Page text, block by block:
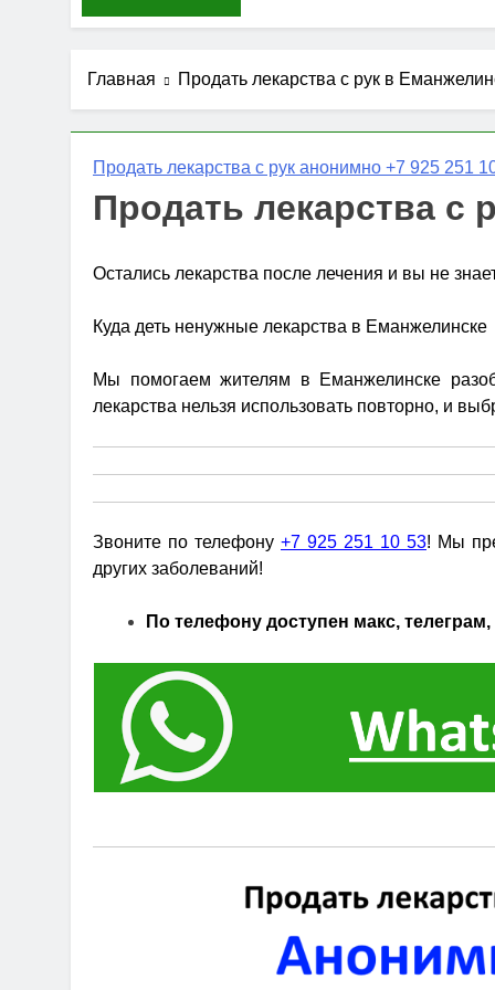
Главная Продать лекарства с рук в
Продать лекарства с рук анонимно +7 925 251
Продать лекарства с
Остались лекарства после лечения и вы не
Куда деть ненужные лекарства в Еманжелинске
Мы помогаем жителям в Еманжелинске
лекарства нельзя использовать повторно, и
Звоните по телефону +7 925 251 10 53! Мы
других заболеваний!
По телефону доступен макс,